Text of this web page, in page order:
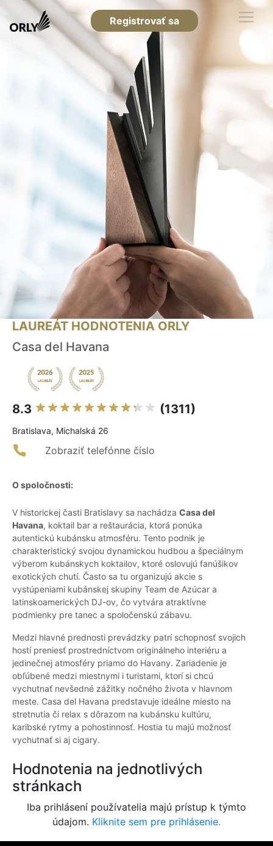
Registrovať sa
LAUREÁT HODNOTENIA ORLY
Casa del Havana
8.3 (1311)
Bratislava, Michalská 26
Zobraziť telefónne číslo
O spoločnosti:
V historickej časti Bratislavy sa nachádza Casa del
Havana, koktail bar a reštaurácia, ktorá ponúka
autentickú kubánsku atmosféru. Tento podnik je
charakteristický svojou dynamickou hudbou a špeciálnym
výberom kubánskych koktailov, ktoré oslovujú fanúšikov
exotických chutí. Často sa tu organizujú akcie s
vystúpeniami kubánskej skupiny Team de Azúcar a
latinskoamerických DJ-ov, čo vytvára atraktívne
podmienky pre tanec a spoločenskú zábavu.
Medzi hlavné prednosti prevádzky patrí schopnosť svojich
hostí preniesť prostredníctvom originálneho interiéru a
jedinečnej atmosféry priamo do Havany. Zariadenie je
obľúbené medzi miestnymi i turistami, ktorí si chcú
vychutnať nevšedné zážitky nočného života v hlavnom
meste. Casa del Havana predstavuje ideálne miesto na
stretnutia či relax s dôrazom na kubánsku kultúru,
karibské rytmy a pohostinnosť. Hostia tu majú možnosť
vychutnať si aj cigary.
Hodnotenia na jednotlivých
stránkach
Iba prihlásení používatelia majú prístup k týmto
údajom. Kliknite sem pre prihlásenie.